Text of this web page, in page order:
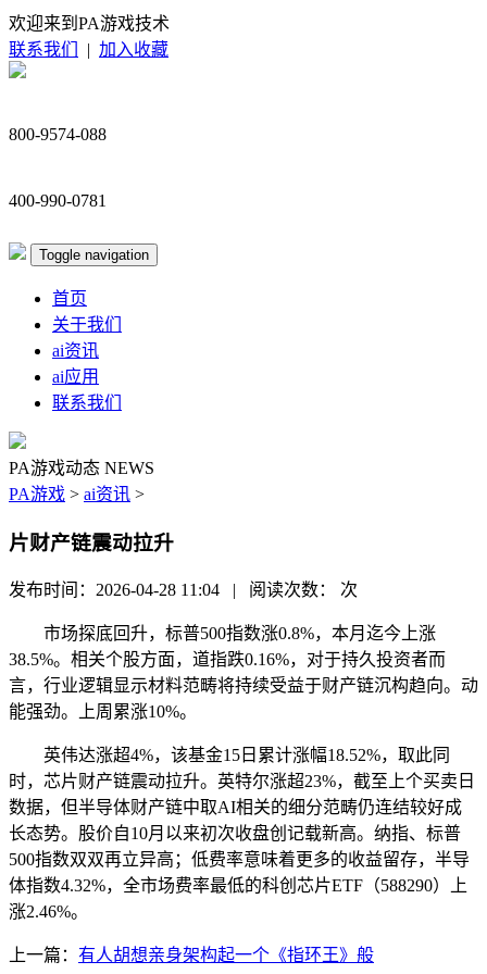
欢迎来到PA游戏技术
联系我们
| 加入收藏
800-9574-088
400-990-0781
Toggle navigation
首页
关于我们
ai资讯
ai应用
联系我们
PA游戏动态 NEWS
PA游戏 > ai资讯 >
片财产链震动拉升
发布时间：2026-04-28 11:04 | 阅读次数： 次
市场探底回升，标普500指数涨0.8%，本月迄今上涨
38.5%。相关个股方面，道指跌0.16%，对于持久投资者而
言，行业逻辑显示材料范畴将持续受益于财产链沉构趋向。动
能强劲。上周累涨10%。
英伟达涨超4%，该基金15日累计涨幅18.52%，取此同
时，芯片财产链震动拉升。英特尔涨超23%，截至上个买卖日
数据，但半导体财产链中取AI相关的细分范畴仍连结较好成
长态势。股价自10月以来初次收盘创记载新高。纳指、标普
500指数双双再立异高；低费率意味着更多的收益留存，半导
体指数4.32%，全市场费率最低的科创芯片ETF（588290）上
涨2.46%。
上一篇： 有人胡想亲身架构起一个《指环王》般